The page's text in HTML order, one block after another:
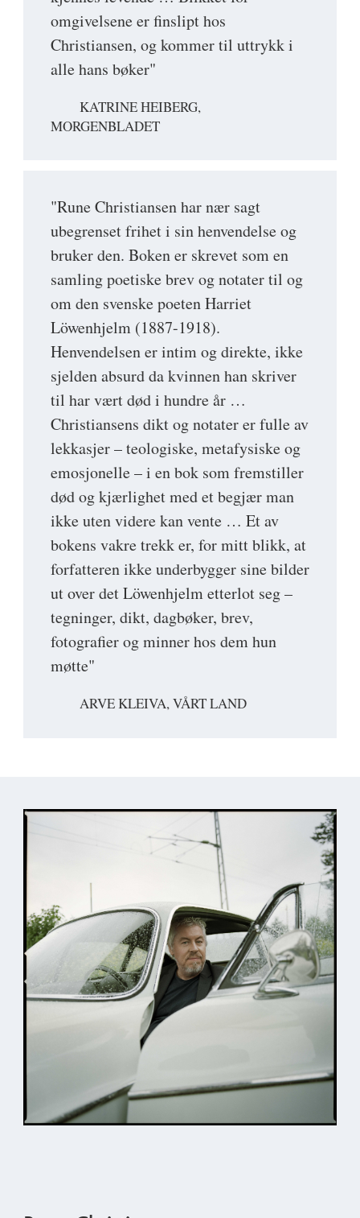
omgivelsene er finslipt hos
Christiansen, og kommer til uttrykk i
alle hans bøker"
KATRINE HEIBERG,
MORGENBLADET
"Rune Christiansen har nær sagt
ubegrenset frihet i sin henvendelse og
bruker den. Boken er skrevet som en
samling poetiske brev og notater til og
om den svenske poeten Harriet
Löwenhjelm (1887-1918).
Henvendelsen er intim og direkte, ikke
sjelden absurd da kvinnen han skriver
til har vært død i hundre år …
Christiansens dikt og notater er fulle av
lekkasjer – teologiske, metafysiske og
emosjonelle – i en bok som fremstiller
død og kjærlighet med et begjær man
ikke uten videre kan vente … Et av
bokens vakre trekk er, for mitt blikk, at
forfatteren ikke underbygger sine bilder
ut over det Löwenhjelm etterlot seg –
tegninger, dikt, dagbøker, brev,
fotografier og minner hos dem hun
møtte"
ARVE KLEIVA, VÅRT LAND